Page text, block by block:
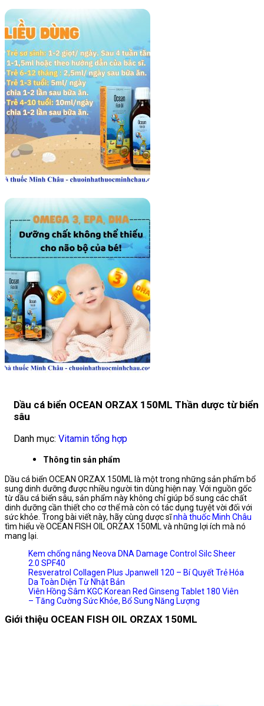
Dầu cá biển OCEAN ORZAX 150ML Thần dược từ biển
sâu
Danh mục: Vitamin tổng hợp
Thông tin sản phẩm
Dầu cá biển OCEAN ORZAX 150ML là một trong những sản phẩm bổ
sung dinh dưỡng được nhiều người tin dùng hiện nay. Với nguồn gốc
từ dầu cá biển sâu, sản phẩm này không chỉ giúp bổ sung các chất
dinh dưỡng cần thiết cho cơ thể mà còn có tác dụng tuyệt vời đối với
sức khỏe. Trong bài viết này, hãy cùng dược sĩnhà thuốc Minh Châu
tìm hiểu về OCEAN FISH OIL ORZAX 150ML và những lợi ích mà nó
mang lại.
Kem chống nắng Neova DNA Damage Control Silc Sheer
2.0 SPF40
Resveratrol Collagen Plus Jpanwell 120 – Bí Quyết Trẻ Hóa
Da Toàn Diện Từ Nhật Bản
Viên Hồng Sâm KGC Korean Red Ginseng Tablet 180 Viên
– Tăng Cường Sức Khỏe, Bổ Sung Năng Lượng
Giới thiệu OCEAN FISH OIL ORZAX 150ML